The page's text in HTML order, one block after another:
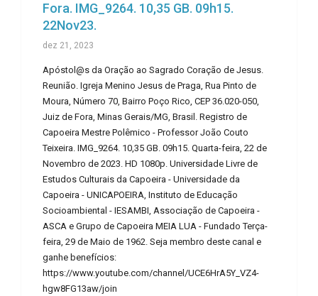
Fora. IMG_9264. 10,35 GB. 09h15.
22Nov23.
dez 21, 2023
Apóstol@s da Oração ao Sagrado Coração de Jesus.
Reunião. Igreja Menino Jesus de Praga, Rua Pinto de
Moura, Número 70, Bairro Poço Rico, CEP 36.020-050,
Juiz de Fora, Minas Gerais/MG, Brasil. Registro de
Capoeira Mestre Polêmico - Professor João Couto
Teixeira. IMG_9264. 10,35 GB. 09h15. Quarta-feira, 22 de
Novembro de 2023. HD 1080p. Universidade Livre de
Estudos Culturais da Capoeira - Universidade da
Capoeira - UNICAPOEIRA, Instituto de Educação
Socioambiental - IESAMBI, Associação de Capoeira -
ASCA e Grupo de Capoeira MEIA LUA - Fundado Terça-
feira, 29 de Maio de 1962. Seja membro deste canal e
ganhe benefícios:
https://www.youtube.com/channel/UCE6HrA5Y_VZ4-
hgw8FG13aw/join